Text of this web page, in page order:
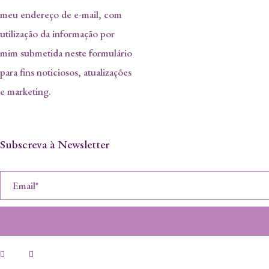
meu endereço de e-mail, com
utilização da informação por
mim submetida neste formulário
para fins noticiosos, atualizações
e marketing.
Subscreva à Newsletter